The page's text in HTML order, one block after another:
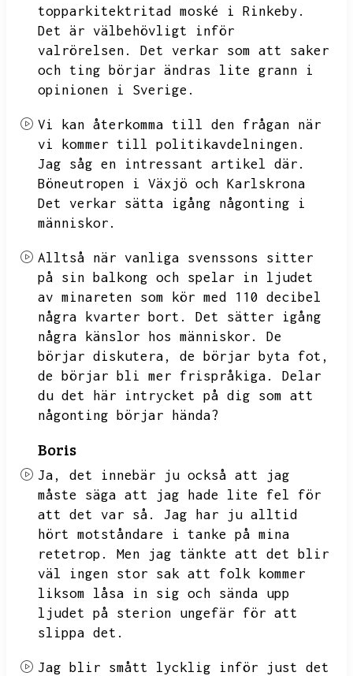
topparkitektritad moské i Rinkeby.
Det är välbehövligt inför
valrörelsen.
Det verkar som att saker
och ting börjar ändras lite grann i
opinionen i Sverige.
Vi kan återkomma till den frågan när
vi kommer till politikavdelningen.
Jag såg en intressant artikel där.
Böneutropen
i Växjö och Karlskrona
Det verkar sätta igång någonting i
människor.
Alltså när vanliga svenssons sitter
på sin balkong och spelar in ljudet
av minareten som kör med 110 decibel
några kvarter bort.
Det sätter igång
några känslor hos människor.
De
börjar diskutera,
de börjar byta fot,
de börjar bli mer frispråkiga.
Delar
du det här intrycket på dig som att
någonting börjar hända?
Boris
Ja,
det innebär ju också att jag
måste säga att jag hade lite fel för
att det var så.
Jag har ju alltid
hört motståndare i tanke på mina
retetrop.
Men jag tänkte att det blir
väl ingen stor sak att folk kommer
liksom låsa in sig och sända upp
ljudet på sterion ungefär för att
slippa det.
Jag blir smått lycklig inför just det